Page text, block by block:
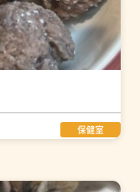
保健室